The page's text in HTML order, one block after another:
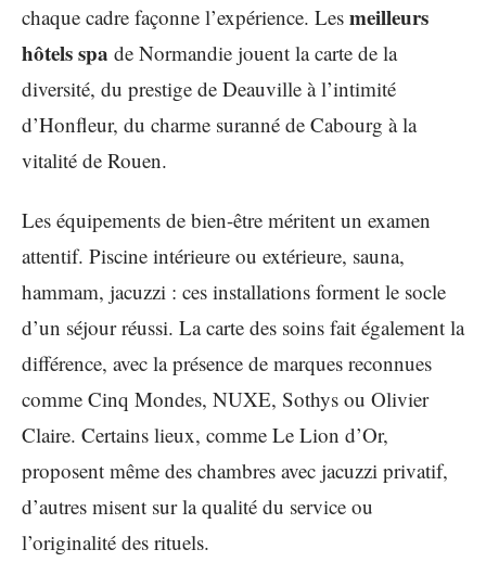
chaque cadre façonne l’expérience. Les meilleurs
hôtels spa de Normandie jouent la carte de la
diversité, du prestige de Deauville à l’intimité
d’Honfleur, du charme suranné de Cabourg à la
vitalité de Rouen.
Les équipements de bien-être méritent un examen
attentif. Piscine intérieure ou extérieure, sauna,
hammam, jacuzzi : ces installations forment le socle
d’un séjour réussi. La carte des soins fait également la
différence, avec la présence de marques reconnues
comme Cinq Mondes, NUXE, Sothys ou Olivier
Claire. Certains lieux, comme Le Lion d’Or,
proposent même des chambres avec jacuzzi privatif,
d’autres misent sur la qualité du service ou
l’originalité des rituels.